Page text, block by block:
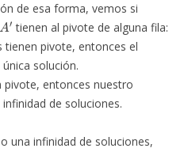
de esa forma, vemos si
A′
tienen al pivote de alguna fila:
tienen pivote, entonces el
solución.
pivote, entonces nuestro
de soluciones.
una infinidad de soluciones,